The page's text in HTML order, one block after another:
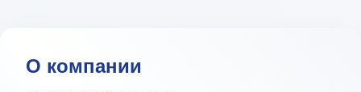
О компании